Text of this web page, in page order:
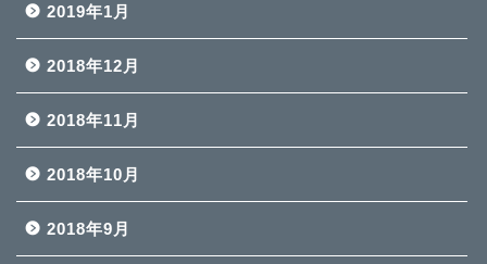
2019年1月
2018年12月
2018年11月
2018年10月
2018年9月